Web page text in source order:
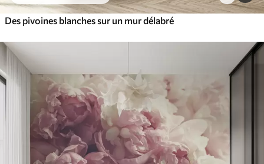
Des pivoines blanches sur un mur délabré